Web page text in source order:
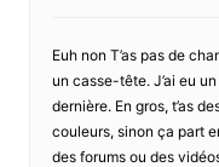
Euh non T’as pas de
un casse-tête. J’ai eu
dernière. En gros, t’as
couleurs, sinon ça part
des forums ou des